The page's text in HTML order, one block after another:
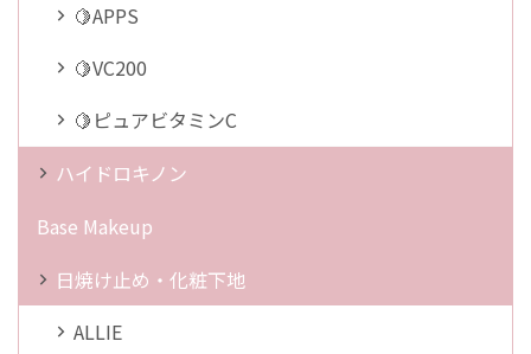
🍋APPS
🍋VC200
🍋ピュアビタミンC
ハイドロキノン
Base Makeup
日焼け止め・化粧下地
ALLIE